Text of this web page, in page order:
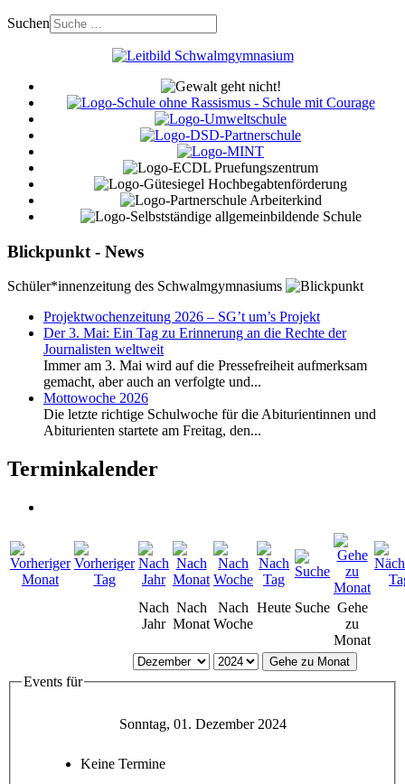
Suchen
Blickpunkt - News
Schüler*innenzeitung des Schwalmgymnasiums
Projektwochenzeitung 2026 – SG’t um’s Projekt
Der 3. Mai: Ein Tag zu Erinnerung an die Rechte der
Journalisten weltweit
Immer am 3. Mai wird auf die Pressefreiheit aufmerksam
gemacht, aber auch an verfolgte und...
Mottowoche 2026
Die letzte richtige Schulwoche für die Abiturientinnen und
Abiturienten startete am Freitag, den...
Terminkalender
Nach
Jahr
Nach
Monat
Nach
Woche
Heute Suche Gehe
zu
Monat
Gehe zu Monat
Events für
Sonntag, 01. Dezember 2024
Keine Termine